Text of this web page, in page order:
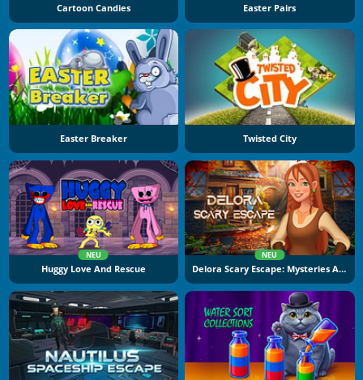
Cartoon Candies Easter Pairs
Easter Breaker Twisted City
NEU
Huggy Love And Rescue
NEU
Delora Scary Escape: Mysteries Adventure